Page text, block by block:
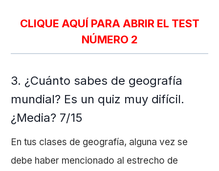
CLIQUE AQUÍ PARA ABRIR EL TEST
NÚMERO 2
3. ¿Cuánto sabes de geografía
mundial? Es un quiz muy difícil.
¿Media? 7/15
En tus clases de geografía, alguna vez se
debe haber mencionado al estrecho de